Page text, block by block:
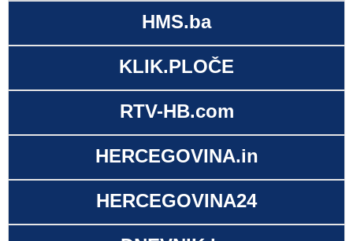
HMS.ba
KLIK.PLOČE
RTV-HB.com
HERCEGOVINA.in
HERCEGOVINA24